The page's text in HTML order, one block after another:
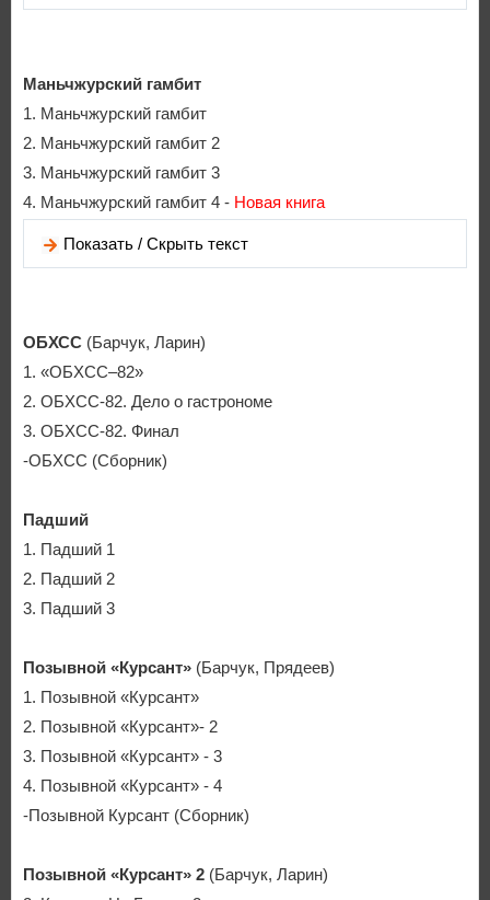
Маньчжурский гамбит
1. Маньчжурский гамбит
2. Маньчжурский гамбит 2
3. Маньчжурский гамбит 3
4. Маньчжурский гамбит 4 - Новая книга
Показать / Скрыть текст
ОБХСС (Барчук, Ларин)
1. «ОБХСС–82»
2. ОБХСС-82. Дело о гастрономе
3. ОБХСС-82. Финал
-ОБХСС (Сборник)
Падший
1. Падший 1
2. Падший 2
3. Падший 3
Позывной «Курсант» (Барчук, Прядеев)
1. Позывной «Курсант»
2. Позывной «Курсант»- 2
3. Позывной «Курсант» - 3
4. Позывной «Курсант» - 4
-Позывной Курсант (Сборник)
Позывной «Курсант» 2 (Барчук, Ларин)